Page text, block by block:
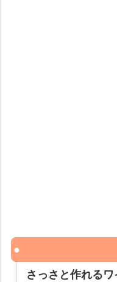
さっさと作れる